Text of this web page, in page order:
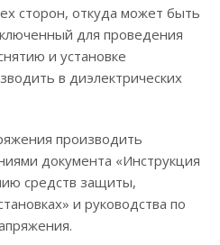
сторон, откуда может быть
для проведения
и установке
в диэлектрических
производить
документа «Инструкция
средств защиты,
и руководства по